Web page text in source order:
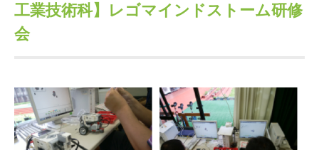
中谷財団40年史
年報一覧 中谷財団レポート
研究助成
ム
科学教育振興助成・
その他情報
アクセス よくあるご質問
サイトマップ 中谷財団アーカイブ
日本語 English マイページ
工業技術科】レゴマインドストーム研修
会